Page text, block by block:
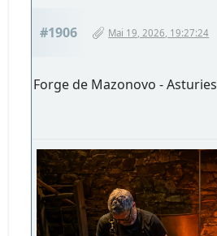
#1906 Mai 19, 2026, 19:27:24
Forge de Mazonovo - Asturies